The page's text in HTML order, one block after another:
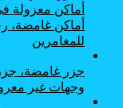
أماكن معزولة
أماكن غامضة،
للمغامرين
جزر غامضة، جزر
وجهات غير